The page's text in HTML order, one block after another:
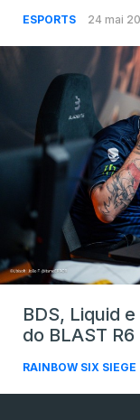
ESPORTS 24 mai
BDS, Liquid
do BLAST
RAINBOW SIX SIEGE